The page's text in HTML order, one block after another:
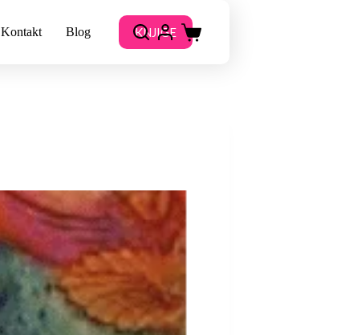
Kontakt Blog KNJIGE